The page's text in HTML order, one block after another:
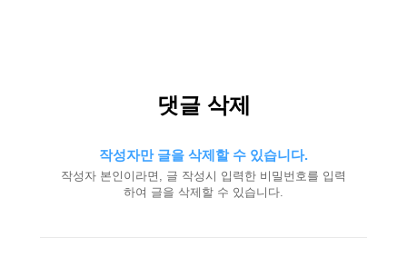
댓글 삭제
작성자만 글을 삭제할 수 있습니다.
작성자 본인이라면, 글 작성시 입력한 비밀번호를 입력
하여 글을 삭제할 수 있습니다.